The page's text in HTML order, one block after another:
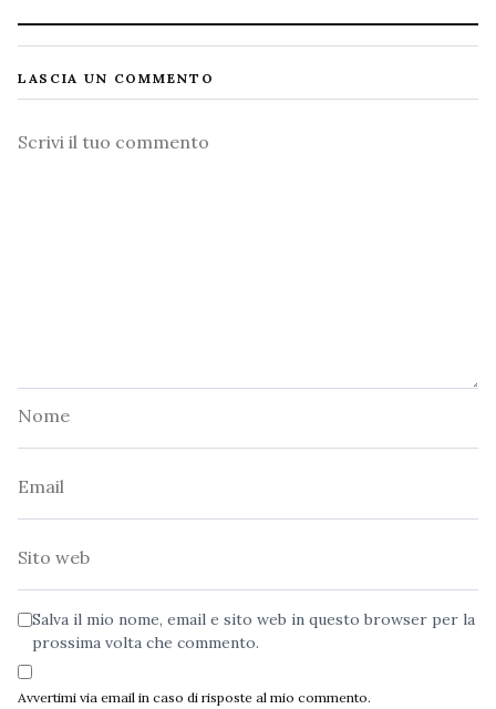
LASCIA UN COMMENTO
Commento
Salva il mio nome, email e sito web in questo browser per la
prossima volta che commento.
Avvertimi via email in caso di risposte al mio commento.